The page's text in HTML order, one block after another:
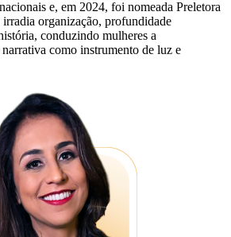
e, em 2024, foi nomeada Preletora
organização, profundidade
conduzindo mulheres a
como instrumento de luz e